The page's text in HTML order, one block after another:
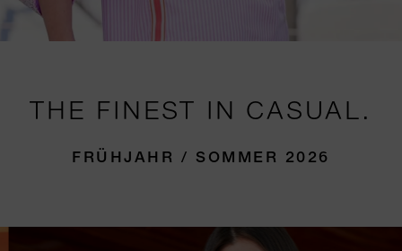
THE FINEST IN CASUAL.
FRÜHJAHR / SOMMER 2026